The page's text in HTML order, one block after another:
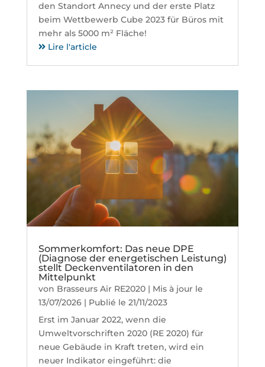
den Standort Annecy und der erste Platz
beim Wettbewerb Cube 2023 für Büros mit
mehr als 5000 m² Fläche!
Lire l'article
Sommerkomfort: Das neue DPE
(Diagnose der energetischen Leistung)
stellt Deckenventilatoren in den
Mittelpunkt
von Brasseurs Air RE2020| Mis à jour le
13/07/2026 | Publié le 21/11/2023
Erst im Januar 2022, wenn die
Umweltvorschriften 2020 (RE 2020) für
neue Gebäude in Kraft treten, wird ein
neuer Indikator eingeführt: die